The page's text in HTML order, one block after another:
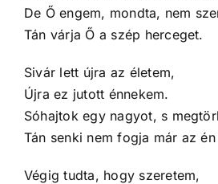
De Ő engem, mondta, nem
Tán várja Ő a szép herceget.
Sivár lett újra az életem,
Újra ez jutott énnekem.
Sóhajtok egy nagyot, s
Tán senki nem fogja már az
Végig tudta, hogy szeretem,